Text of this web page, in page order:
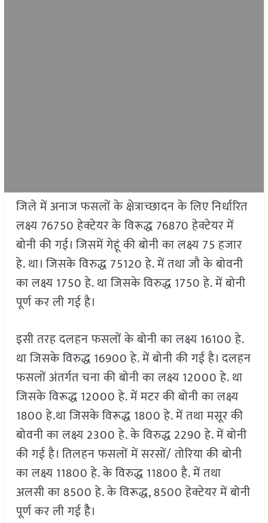
जिले में अनाज फसलों के क्षेत्राच्छादन के लिए निर्धारित
लक्ष्य 76750 हेक्टेयर के विरूद्ध 76870 हेक्टेयर में
बोनी की गई। जिसमें गेहूं की बोनी का लक्ष्य 75 हजार
हे. था। जिसके विरुद्ध 75120 हे. में तथा जौ के बोवनी
का लक्ष्य 1750 हे. था जिसके विरुद्ध 1750 हे. में बोनी
पूर्ण कर ली गई है।
इसी तरह दलहन फसलों के बोनी का लक्ष्य 16100 हे.
था जिसके विरुद्ध 16900 हे. में बोनी की गई है। दलहन
फसलों अंतर्गत चना की बोनी का लक्ष्य 12000 हे. था
जिसके विरूद्ध 12000 हे. में मटर की बोनी का लक्ष्य
1800 हे.था जिसके विरूद्ध 1800 हे. में तथा मसूर की
बोवनी का लक्ष्य 2300 हे. के विरुद्ध 2290 हे. में बोनी
की गई है। तिलहन फसलों में सरसों/ तोरिया की बोनी
का लक्ष्य 11800 हे. के विरुद्ध 11800 है. में तथा
अलसी का 8500 हे. के विरूद्ध, 8500 हेक्टेयर में बोनी
पूर्ण कर ली गई हैै।